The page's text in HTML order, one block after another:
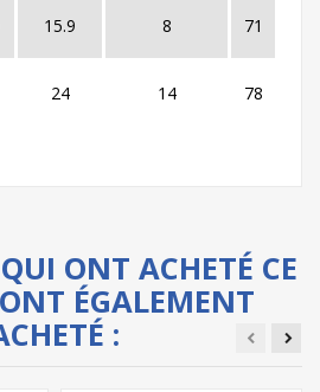
15.9 8 71
24 14 78
ONT ACHETÉ CE
ÉGALEMENT
: